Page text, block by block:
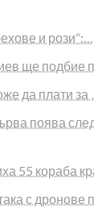
и рози“:…
ще подбие
да плати за
поява
55 кораба
с дронове